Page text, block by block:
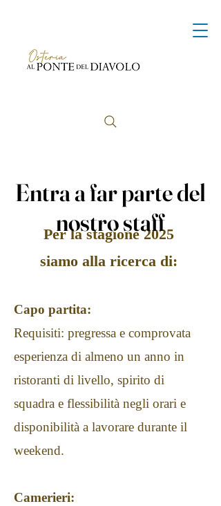
Per la stagione 2025
siamo alla ricerca di:
Capo partita:
Requisiti: pregressa e comprovata
esperienza di almeno un anno in
ristoranti di livello, spirito di
squadra e flessibilità negli orari e
disponibilità a lavorare durante il
weekend.
Camerieri:
Entra a far parte del
nostro staff